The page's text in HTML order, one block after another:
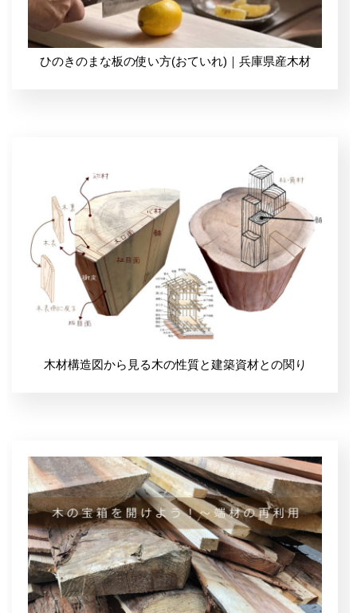
通販ショップ
ひのきのまな板の使い方(おていれ)｜兵庫県産木材
木材構造図から見る木の性質と建築資材との関り